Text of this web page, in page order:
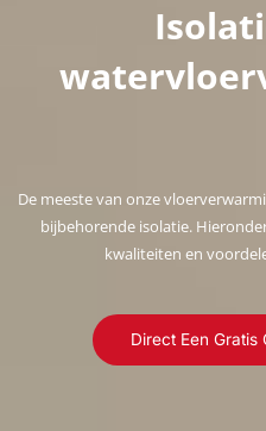
De meeste van onze
bijbehorende isolatie.
kwaliteiten en
Direct Een Gratis